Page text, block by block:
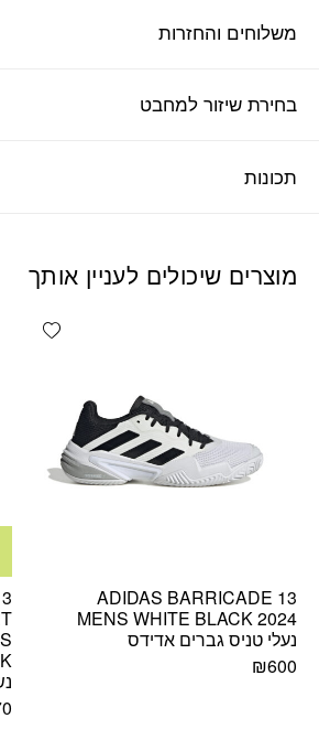
משלוחים והחזרות
בחירת שיזור למחבט
תכונות
מוצרים שיכולים לעניין אותך
wishlist
ADIDAS BARRICADE 13
MENS WHITE BLACK 2024
נעלי טניס גברים אדידס
₪600